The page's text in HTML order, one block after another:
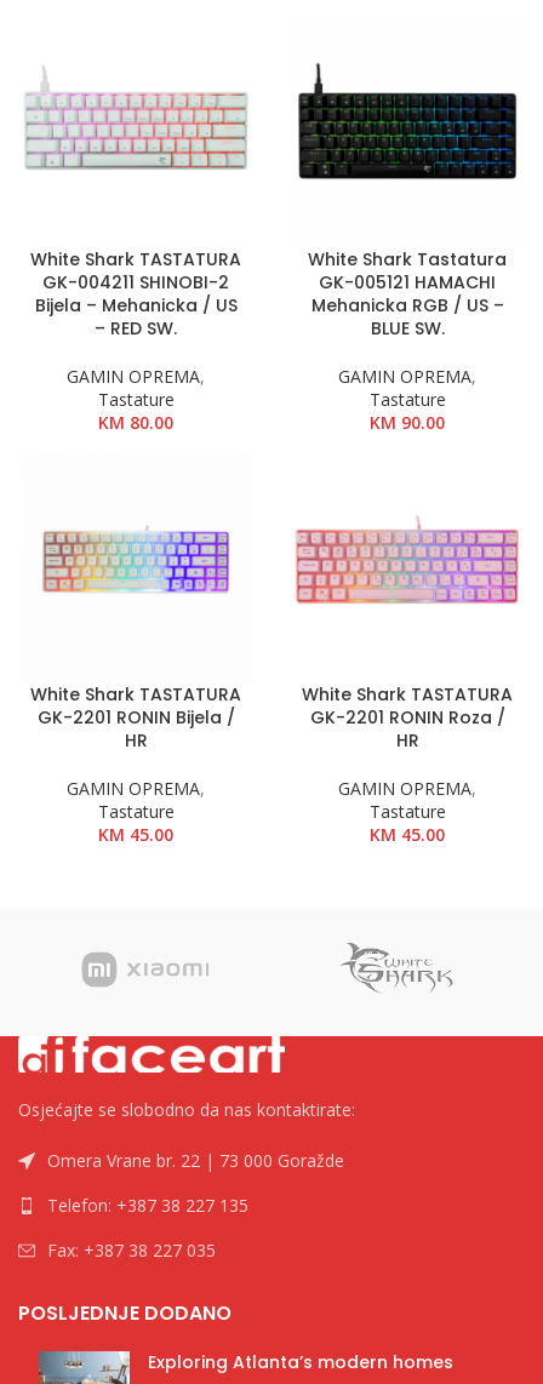
White Shark TASTATURA
GK-004211 SHINOBI-2
Bijela – Mehanicka / US
– RED SW.
GAMIN OPREMA,
Tastature
KM 80.00
White Shark Tastatura
GK-005121 HAMACHI
Mehanicka RGB / US –
BLUE SW.
GAMIN OPREMA,
Tastature
KM 90.00
White Shark TASTATURA
GK-2201 RONIN Bijela /
HR
GAMIN OPREMA,
Tastature
KM 45.00
White Shark TASTATURA
GK-2201 RONIN Roza /
HR
GAMIN OPREMA,
Tastature
KM 45.00
Osjećajte se slobodno da nas kontaktirate:
Omera Vrane br. 22 | 73 000 Goražde
Telefon: +387 38 227 135
Fax: +387 38 227 035
POSLJEDNJE DODANO
Exploring Atlanta’s modern homes